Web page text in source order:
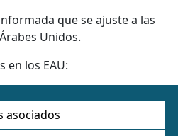
que se ajuste a las
Unidos.
en los EAU:
asociados